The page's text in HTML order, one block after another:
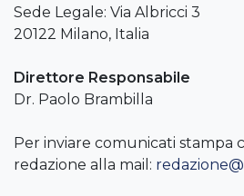
Sede Legale: Via Albricci 3
20122 Milano, Italia
Direttore Responsabile
Dr. Paolo Brambilla
Per inviare comunicati stampa
redazione alla mail: